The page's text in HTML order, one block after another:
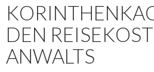
DEN
ANWALTS